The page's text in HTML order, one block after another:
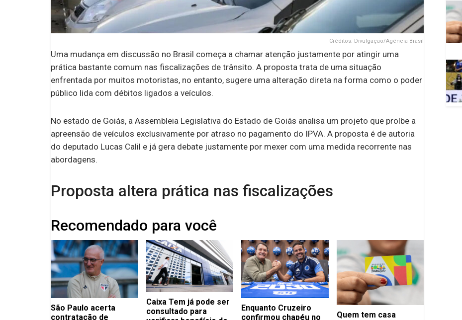
Créditos: Divulgação/Agência Brasil
Uma mudança em discussão no Brasil começa a chamar atenção justamente por atingir uma
prática bastante comum nas fiscalizações de trânsito. A proposta trata de uma situação
enfrentada por muitos motoristas, no entanto, sugere uma alteração direta na forma como o poder
público lida com débitos ligados a veículos.
No estado de Goiás, a Assembleia Legislativa do Estado de Goiás analisa um projeto que proíbe a
apreensão de veículos exclusivamente por atraso no pagamento do IPVA. A proposta é de autoria
do deputado Lucas Calil e já gera debate justamente por mexer com uma medida recorrente nas
abordagens.
Proposta altera prática nas fiscalizações
Recomendado para você
São Paulo acerta
contratação de
Caixa Tem já pode ser
consultado para
Enquanto Cruzeiro
confirmou chapéu no
Quem tem casa